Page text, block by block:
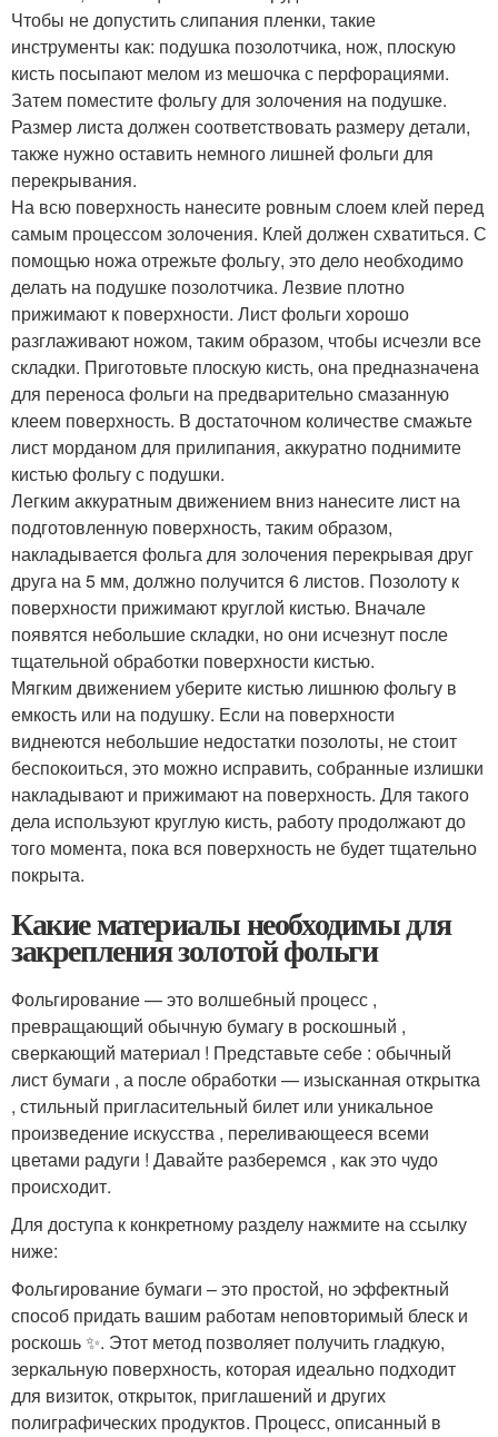
Чтобы не допустить слипания пленки, такие
инструменты как: подушка позолотчика, нож, плоскую
кисть посыпают мелом из мешочка с перфорациями.
Затем поместите фольгу для золочения на подушке.
Размер листа должен соответствовать размеру детали,
также нужно оставить немного лишней фольги для
перекрывания.
На всю поверхность нанесите ровным слоем клей перед
самым процессом золочения. Клей должен схватиться. С
помощью ножа отрежьте фольгу, это дело необходимо
делать на подушке позолотчика. Лезвие плотно
прижимают к поверхности. Лист фольги хорошо
разглаживают ножом, таким образом, чтобы исчезли все
складки. Приготовьте плоскую кисть, она предназначена
для переноса фольги на предварительно смазанную
клеем поверхность. В достаточном количестве смажьте
лист морданом для прилипания, аккуратно поднимите
кистью фольгу с подушки.
Легким аккуратным движением вниз нанесите лист на
подготовленную поверхность, таким образом,
накладывается фольга для золочения перекрывая друг
друга на 5 мм, должно получится 6 листов. Позолоту к
поверхности прижимают круглой кистью. Вначале
появятся небольшие складки, но они исчезнут после
тщательной обработки поверхности кистью.
Мягким движением уберите кистью лишнюю фольгу в
емкость или на подушку. Если на поверхности
виднеются небольшие недостатки позолоты, не стоит
беспокоиться, это можно исправить, собранные излишки
накладывают и прижимают на поверхность. Для такого
дела используют круглую кисть, работу продолжают до
того момента, пока вся поверхность не будет тщательно
покрыта.
Какие материалы необходимы для
закрепления золотой фольги
Фольгирование — это волшебный процесс ,
превращающий обычную бумагу в роскошный ,
сверкающий материал ! Представьте себе : обычный
лист бумаги , а после обработки — изысканная открытка
, стильный пригласительный билет или уникальное
произведение искусства , переливающееся всеми
цветами радуги ! Давайте разберемся , как это чудо
происходит.
Для доступа к конкретному разделу нажмите на ссылку
ниже:
Фольгирование бумаги – это простой, но эффектный
способ придать вашим работам неповторимый блеск и
роскошь ✨. Этот метод позволяет получить гладкую,
зеркальную поверхность, которая идеально подходит
для визиток, открыток, приглашений и других
полиграфических продуктов. Процесс, описанный в